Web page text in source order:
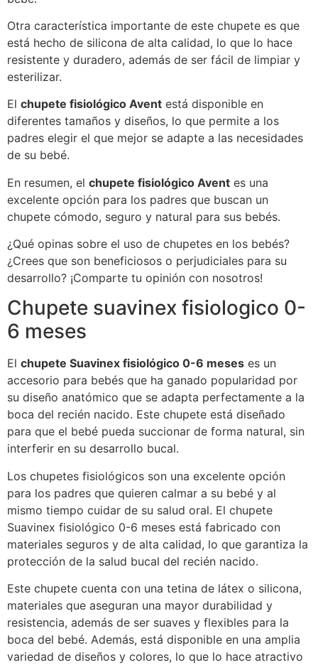
Otra característica importante de este chupete es que
está hecho de silicona de alta calidad, lo que lo hace
resistente y duradero, además de ser fácil de limpiar y
esterilizar.
El chupete fisiológico Avent está disponible en
diferentes tamaños y diseños, lo que permite a los
padres elegir el que mejor se adapte a las necesidades
de su bebé.
En resumen, el chupete fisiológico Avent es una
excelente opción para los padres que buscan un
chupete cómodo, seguro y natural para sus bebés.
¿Qué opinas sobre el uso de chupetes en los bebés?
¿Crees que son beneficiosos o perjudiciales para su
desarrollo? ¡Comparte tu opinión con nosotros!
Chupete suavinex fisiologico 0-
6 meses
El chupete Suavinex fisiológico 0-6 meses es un
accesorio para bebés que ha ganado popularidad por
su diseño anatómico que se adapta perfectamente a la
boca del recién nacido. Este chupete está diseñado
para que el bebé pueda succionar de forma natural, sin
interferir en su desarrollo bucal.
Los chupetes fisiológicos son una excelente opción
para los padres que quieren calmar a su bebé y al
mismo tiempo cuidar de su salud oral. El chupete
Suavinex fisiológico 0-6 meses está fabricado con
materiales seguros y de alta calidad, lo que garantiza la
protección de la salud bucal del recién nacido.
Este chupete cuenta con una tetina de látex o silicona,
materiales que aseguran una mayor durabilidad y
resistencia, además de ser suaves y flexibles para la
boca del bebé. Además, está disponible en una amplia
variedad de diseños y colores, lo que lo hace atractivo